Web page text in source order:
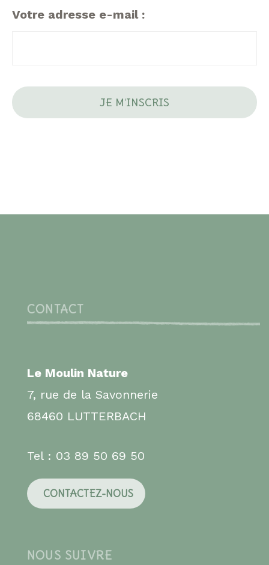
Votre adresse e-mail :
CONTACT
Le Moulin Nature
7, rue de la Savonnerie
68460 LUTTERBACH
Tel : 03 89 50 69 50
CONTACTEZ-NOUS
NOUS SUIVRE